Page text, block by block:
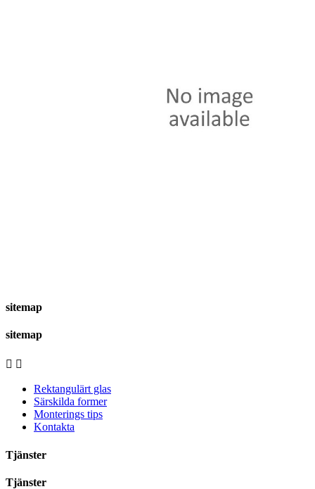
sitemap
sitemap
 
Rektangulärt glas
Särskilda former
Monterings tips
Kontakta
Tjänster
Tjänster